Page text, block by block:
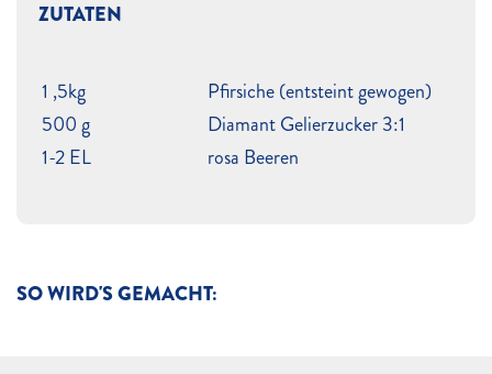
SO WIRD'S GEMACHT:
ZUTATEN
1 ,5kg
Pfirsiche (entsteint gewogen)
500 g
Diamant Gelierzucker 3:1
1-2 EL
rosa Beeren